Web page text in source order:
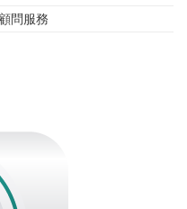
問服務